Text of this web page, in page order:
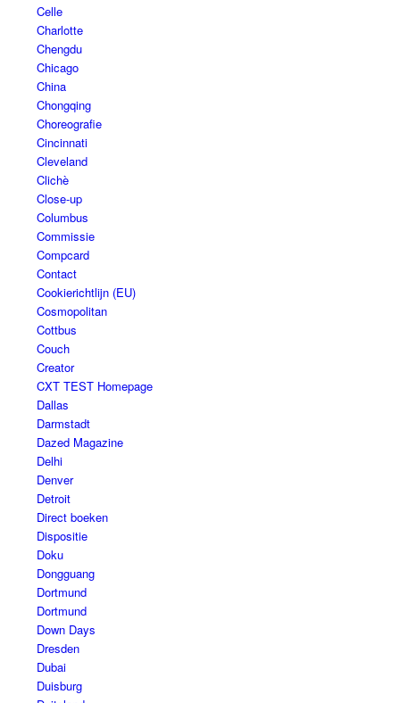
Celle
Charlotte
Chengdu
Chicago
China
Chongqing
Choreografie
Cincinnati
Cleveland
Clichè
Close-up
Columbus
Commissie
Compcard
Contact
Cookierichtlijn (EU)
Cosmopolitan
Cottbus
Couch
Creator
CXT TEST Homepage
Dallas
Darmstadt
Dazed Magazine
Delhi
Denver
Detroit
Direct boeken
Dispositie
Doku
Dongguang
Dortmund
Dortmund
Down Days
Dresden
Dubai
Duisburg